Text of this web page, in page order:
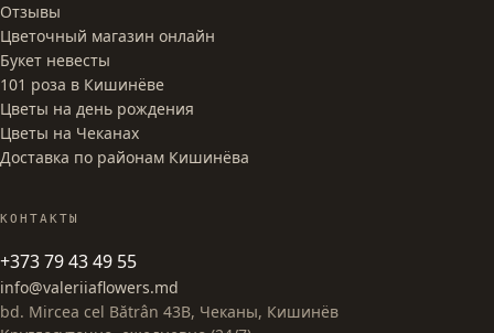
Отзывы
Цветочный магазин онлайн
Букет невесты
101 роза в Кишинёве
Цветы на день рождения
Цветы на Чеканах
Доставка по районам Кишинёва
КОНТАКТЫ
+373 79 43 49 55
info@valeriiaflowers.md
bd. Mircea cel Bătrân 43B, Чеканы, Кишинёв